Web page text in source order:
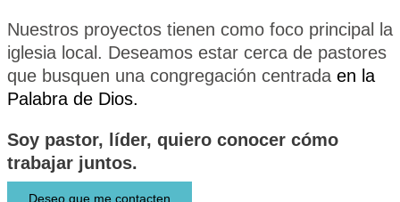
Nuestros proyectos tienen como foco principal la
iglesia local. Deseamos estar cerca de pastores
que busquen una congregación centrada en la
Palabra de Dios.
Soy pastor, líder, quiero conocer cómo
trabajar juntos.
Deseo que me contacten